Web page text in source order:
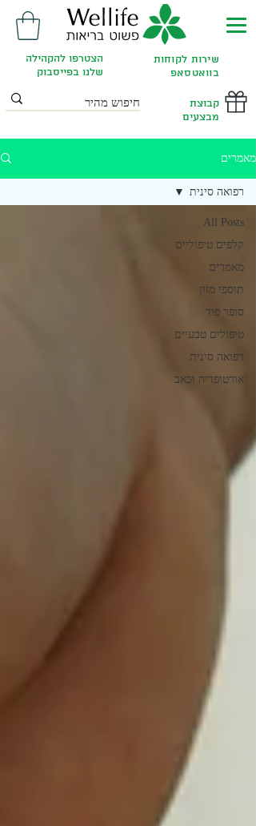
הצטרפו להקהילה
שלנו בפייסבוק
שירות לקוחות
בוואטסאפ
קבוצת
מבצעים
מאמרים
All Posts
קלפים טיפוליים
מאמרים
תוספי מזון
סופר פוד
טיפולים טבעיים
רפואה סינית
אורטופדיה וכאב
רפואה סינית